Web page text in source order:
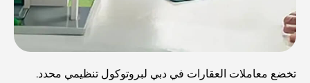
تخضع معاملات العقارات في دبي لبروتوكول تنظيمي محدد.